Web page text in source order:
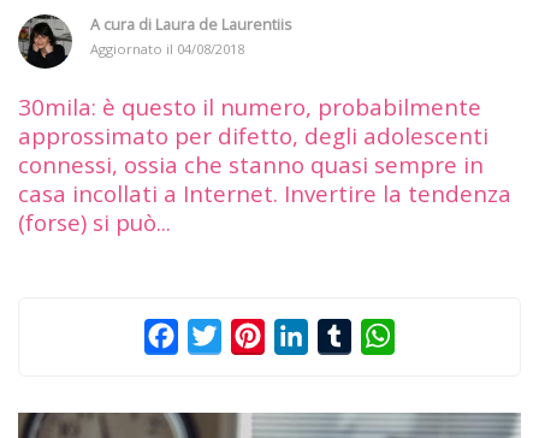
A cura di Laura de Laurentiis
Aggiornato il 04/08/2018
30mila: è questo il numero, probabilmente
approssimato per difetto, degli adolescenti
connessi, ossia che stanno quasi sempre in
casa incollati a Internet. Invertire la tendenza
(forse) si può...
FacebookTwitterPinterestLinkedInTumblr